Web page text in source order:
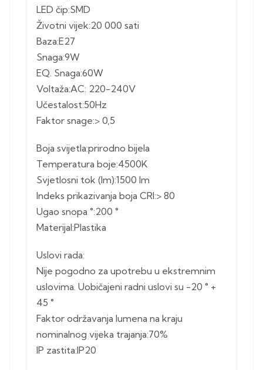
LED čip:SMD
Životni vijek:20 000 sati
Baza:E27
Snaga:9W
EQ. Snaga:60W
Voltaža:AC: 220-240V
Učestalost:50Hz
Faktor snage:> 0,5
Boja svijetla:prirodno bijela
Temperatura boje:4500K
Svjetlosni tok (lm):1500 lm
Indeks prikazivanja boja CRI:> 80
Ugao snopa °:200 °
Materijal:Plastika
Uslovi rada:
Nije pogodno za upotrebu u ekstremnim
uslovima. Uobičajeni radni uslovi su -20 ° +
45 °
Faktor održavanja lumena na kraju
nominalnog vijeka trajanja:70%
IP zastita:IP20